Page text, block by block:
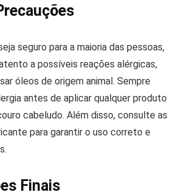
seguro para a maioria das pessoas,
a possíveis reações alérgicas,
óleos de origem animal. Sempre
antes de aplicar qualquer produto
cabeludo. Além disso, consulte as
para garantir o uso correto e
Finais